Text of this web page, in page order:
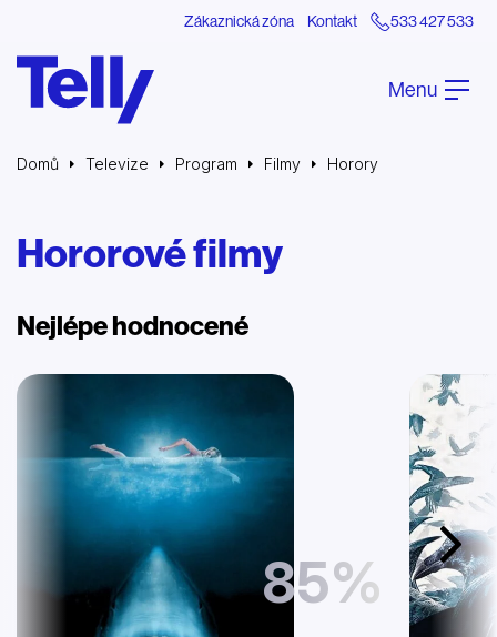
Zákaznická zóna Kontakt 533 427 533
Menu
Domů Televize Program Filmy Horory
Hororové filmy
Nejlépe hodnocené
Další
85%